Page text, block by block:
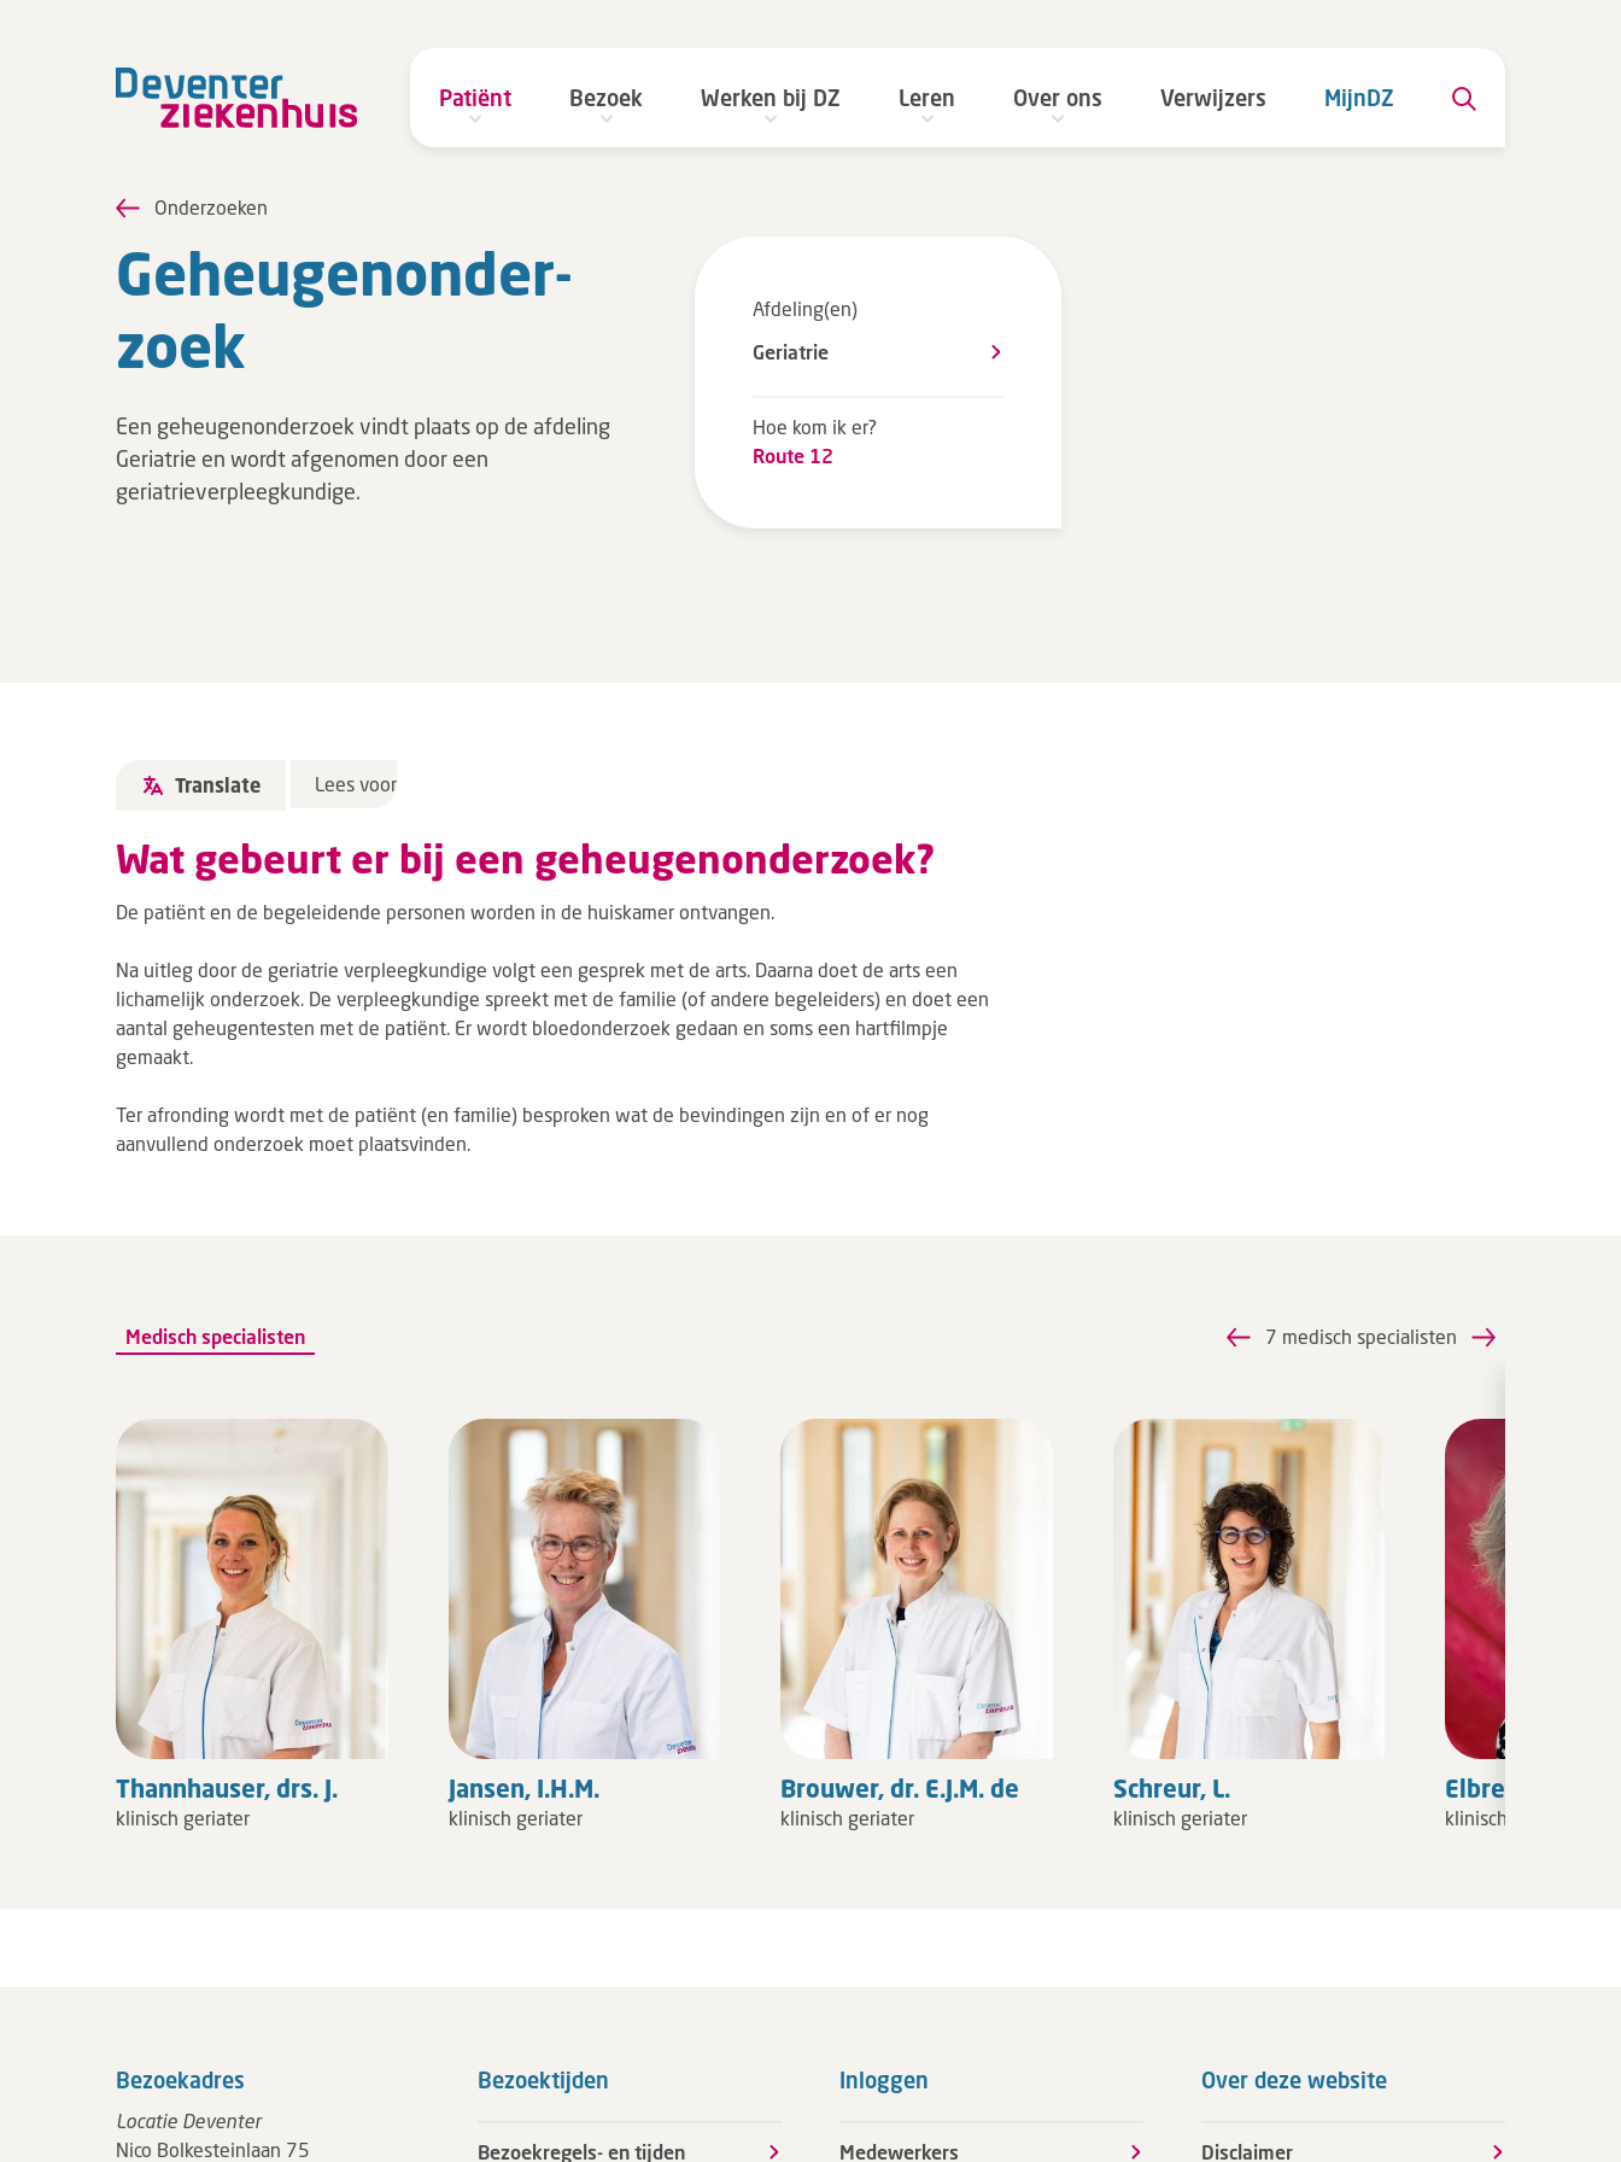
Patiënt Bezoek Werken bij DZ Leren Over ons Verwijzers MijnDZ
Onderzoeken
Ge­heu­gen­on­der­
zoek
Een geheugenonderzoek vindt plaats op de afdeling
Geriatrie en wordt afgenomen door een
geriatrieverpleegkundige.
Afdeling(en)
Geriatrie
Hoe kom ik er?
Route 12
Translate Lees voor
Wat gebeurt er bij een geheugenonderzoek?
De patiënt en de begeleidende personen worden in de huiskamer ontvangen.
Na uitleg door de geriatrie verpleegkundige volgt een gesprek met de arts. Daarna doet de arts een
lichamelijk onderzoek. De verpleegkundige spreekt met de familie (of andere begeleiders) en doet een
aantal geheugentesten met de patiënt. Er wordt bloedonderzoek gedaan en soms een hartfilmpje
gemaakt.
Ter afronding wordt met de patiënt (en familie) besproken wat de bevindingen zijn en of er nog
aanvullend onderzoek moet plaatsvinden.
Medisch specialisten 7 medisch specialisten
Thannhauser, drs. J.
klinisch geriater
Jansen, I.H.M.
klinisch geriater
Brouwer, dr. E.J.M. de
klinisch geriater
Schreur, L.
klinisch geriater
Elbrecht, E.A.
klinisch geriater
Bezoekadres
Locatie Deventer
Nico Bolkesteinlaan 75
Bezoektijden
Bezoekregels- en tijden
Inloggen
Medewerkers
Over deze website
Disclaimer